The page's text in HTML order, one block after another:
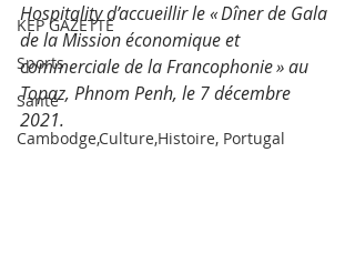
KEP GAZETTE
Sports
Santé
Cambodge,Culture,Histoire, Portugal
Hospitality d’accueillir le « Dîner de Gala
de la Mission économique et
commerciale de la Francophonie » au
Topaz, Phnom Penh, le 7 décembre
2021.